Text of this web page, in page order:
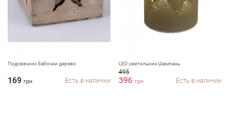
Подсвечник бабочки дерево
169 грн Есть в наличии
LED светильник Шампань
495
396 грн Есть в наличии